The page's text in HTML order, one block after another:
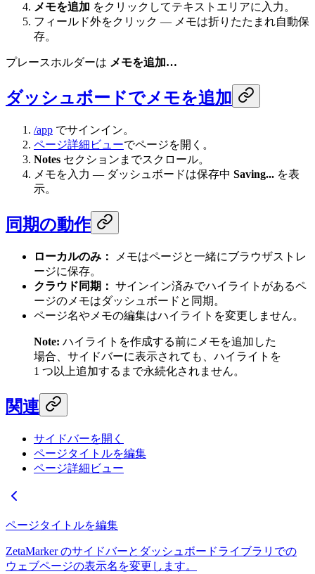
メモを追加 をクリックしてテキストエリアに入力。
フィールド外をクリック — メモは折りたたまれ自動保
存。
プレースホルダーは メモを追加…
ダッシュボードでメモを追加
/app でサインイン。
ページ詳細ビューでページを開く。
Notes セクションまでスクロール。
メモを入力 — ダッシュボードは保存中 Saving... を表
示。
同期の動作
ローカルのみ：
メモはページと一緒にブラウザストレ
ージに保存。
クラウド同期： サインイン済みでハイライトがあるペ
ージのメモはダッシュボードと同期。
ページ名やメモの編集はハイライトを変更しません。
Note: ハイライトを作成する前にメモを追加した
場合、サイドバーに表示されても、ハイライトを
1 つ以上追加するまで永続化されません。
関連
サイドバーを開く
ページタイトルを編集
ページ詳細ビュー
ページタイトルを編集
ZetaMarker のサイドバーとダッシュボードライブラリでの
ウェブページの表示名を変更します。